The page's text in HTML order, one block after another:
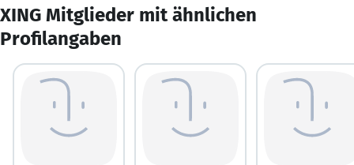
XING Mitglieder mit ähnlichen
Profilangaben